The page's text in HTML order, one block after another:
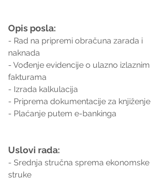
Opis posla:
- Rad na pripremi obračuna zarada i
naknada
- Vođenje evidencije o ulazno izlaznim
fakturama
- Izrada kalkulacija
- Priprema dokumentacije za knjiženje
- Plaćanje putem e-bankinga
Uslovi rada:
- Srednja stručna sprema ekonomske
struke